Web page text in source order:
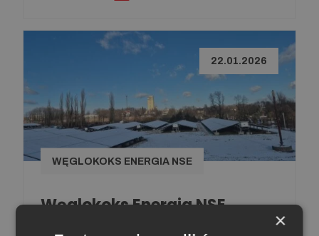
22.01.2026
WĘGLOKOKS ENERGIA NSE
Węglokoks Energia NSE
×